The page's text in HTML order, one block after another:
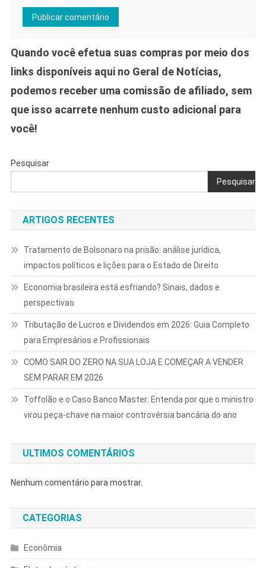
Quando você efetua suas compras por meio dos
links disponíveis aqui no Geral de Notícias,
podemos receber uma comissão de afiliado, sem
que isso acarrete nenhum custo adicional para
você!
Pesquisar
Pesquisar
ARTIGOS RECENTES
Tratamento de Bolsonaro na prisão: análise jurídica,
impactos políticos e lições para o Estado de Direito
Economia brasileira está esfriando? Sinais, dados e
perspectivas
Tributação de Lucros e Dividendos em 2026: Guia Completo
para Empresários e Profissionais
COMO SAIR DO ZERO NA SUA LOJA E COMEÇAR A VENDER
SEM PARAR EM 2026
Toffolão e o Caso Banco Master: Entenda por que o ministro
virou peça-chave na maior controvérsia bancária do ano
ULTIMOS COMENTÁRIOS
Nenhum comentário para mostrar.
CATEGORIAS
Econômia